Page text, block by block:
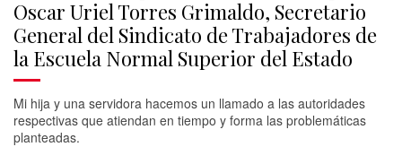
Oscar Uriel Torres Grimaldo, Secretario
General del Sindicato de Trabajadores de
la Escuela Normal Superior del Estado
Mi hija y una servidora hacemos un llamado a las autoridades
respectivas que atiendan en tiempo y forma las problemáticas
planteadas.